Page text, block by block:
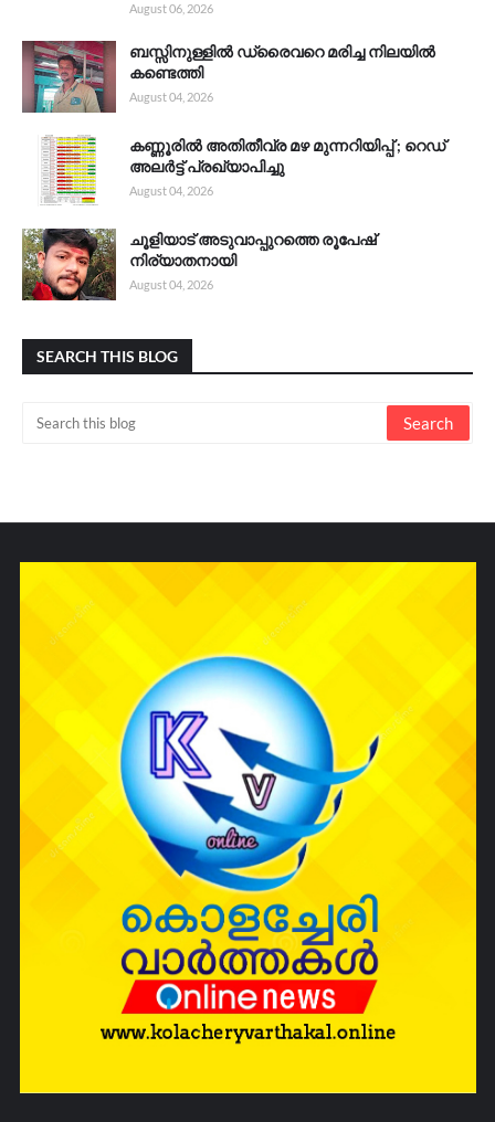
August 06, 2026
ബസ്സിനുള്ളിൽ ഡ്രൈവറെ മരിച്ച നിലയിൽ
കണ്ടെത്തി
August 04, 2026
കണ്ണൂരിൽ അതിതീവ്ര മഴ മുന്നറിയിപ്പ് ; റെഡ്
അലർട്ട് പ്രഖ്യാപിച്ചു
August 04, 2026
ചൂളിയാട് അടുവാപ്പുറത്തെ രൂപേഷ്
നിര്യാതനായി
August 04, 2026
SEARCH THIS BLOG